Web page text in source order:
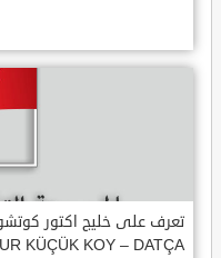
تعرف على خليج اكتور
KÜÇÜK KOY – DATÇA